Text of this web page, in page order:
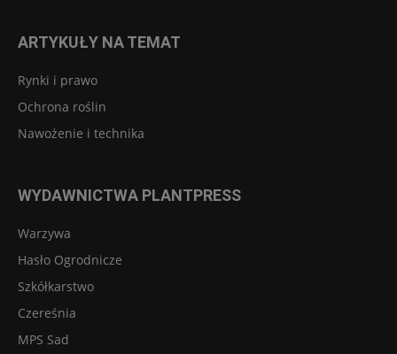
ARTYKUŁY NA TEMAT
Rynki i prawo
Ochrona roślin
Nawożenie i technika
WYDAWNICTWA PLANTPRESS
Warzywa
Hasło Ogrodnicze
Szkółkarstwo
Czereśnia
MPS Sad